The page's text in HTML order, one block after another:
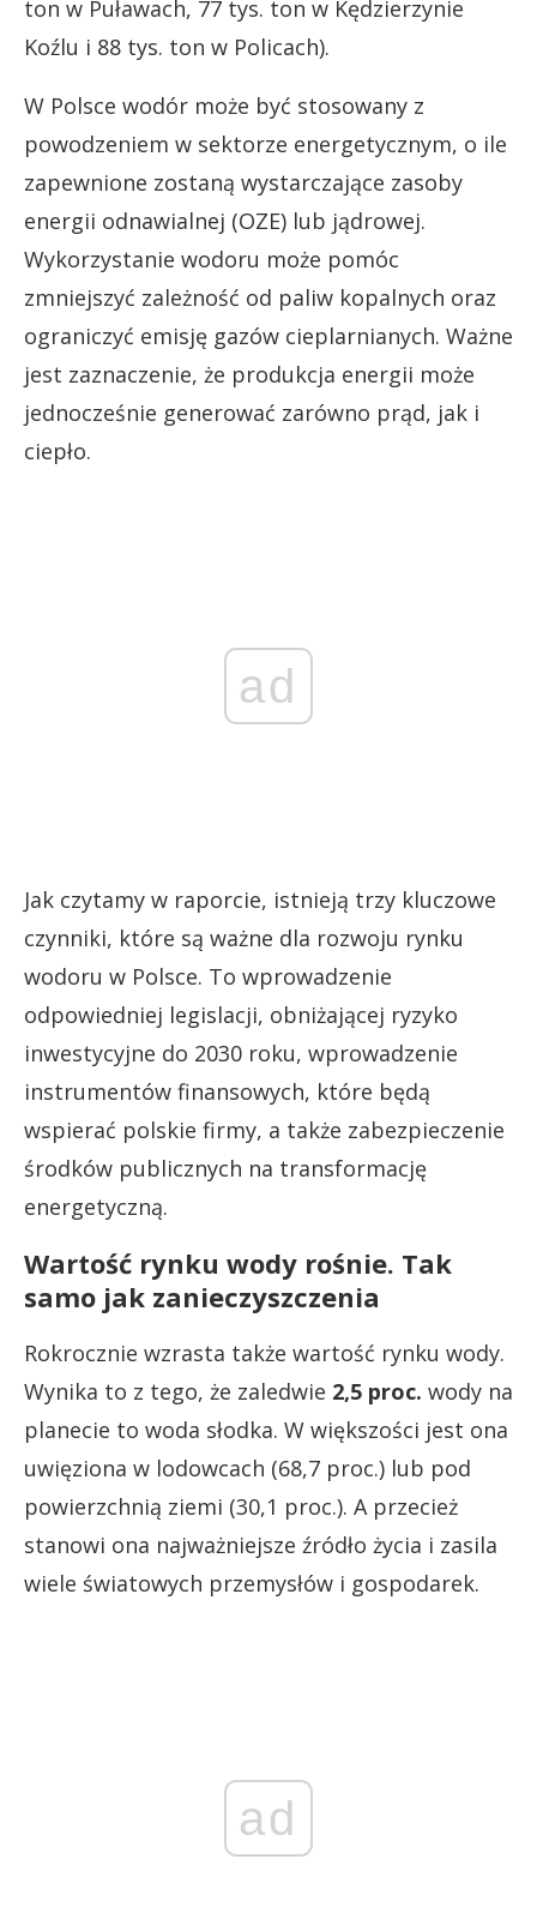
ton w Puławach, 77 tys. ton w Kędzierzynie
Koźlu i 88 tys. ton w Policach).
W Polsce wodór może być stosowany z
powodzeniem w sektorze energetycznym, o ile
zapewnione zostaną wystarczające zasoby
energii odnawialnej (OZE) lub jądrowej.
Wykorzystanie wodoru może pomóc
zmniejszyć zależność od paliw kopalnych oraz
ograniczyć emisję gazów cieplarnianych. Ważne
jest zaznaczenie, że produkcja energii może
jednocześnie generować zarówno prąd, jak i
ciepło.
ad
Jak czytamy w raporcie, istnieją trzy kluczowe
czynniki, które są ważne dla rozwoju rynku
wodoru w Polsce. To wprowadzenie
odpowiedniej legislacji, obniżającej ryzyko
inwestycyjne do 2030 roku, wprowadzenie
instrumentów finansowych, które będą
wspierać polskie firmy, a także zabezpieczenie
środków publicznych na transformację
energetyczną.
Wartość rynku wody rośnie. Tak
samo jak zanieczyszczenia
Rokrocznie wzrasta także wartość rynku wody.
Wynika to z tego, że zaledwie 2,5 proc. wody na
planecie to woda słodka. W większości jest ona
uwięziona w lodowcach (68,7 proc.) lub pod
powierzchnią ziemi (30,1 proc.). A przecież
stanowi ona najważniejsze źródło życia i zasila
wiele światowych przemysłów i gospodarek.
ad